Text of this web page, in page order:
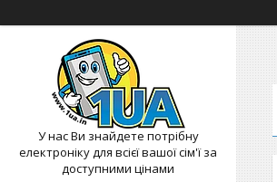
У нас Ви знайдете потрібну
електроніку для всієї вашої сім'ї за
доступними цінами